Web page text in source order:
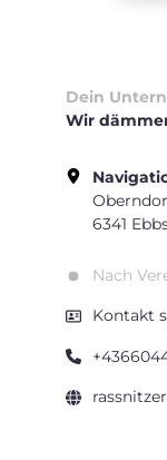
Dein
Wir
6341
Nach
Kontakt